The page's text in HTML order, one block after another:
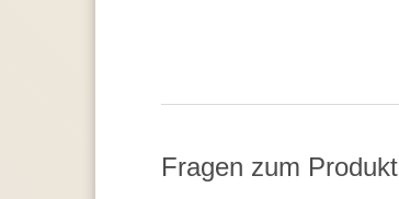
Fragen zum Produkt